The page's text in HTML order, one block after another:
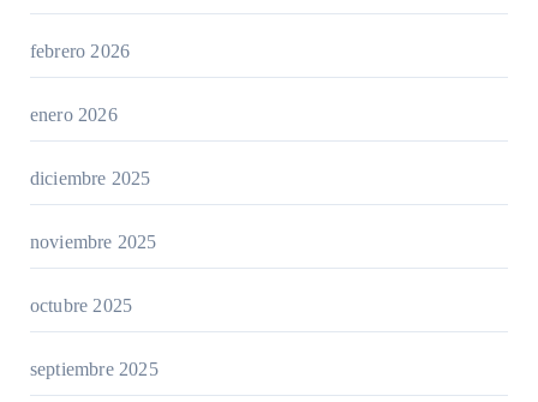
febrero 2026
enero 2026
diciembre 2025
noviembre 2025
octubre 2025
septiembre 2025